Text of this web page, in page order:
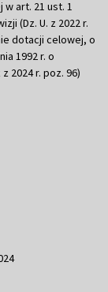
art. 21 ust. 1
(Dz. U. z 2022 r.
dotacji celowej, o
1992 r. o
2024 r. poz. 96)